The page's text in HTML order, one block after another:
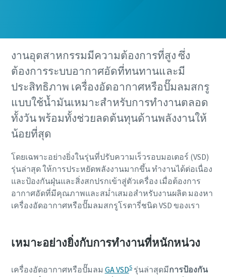
งานอุตสาหกรรมมีความต้องการที่สูง ซึ่ง
ต้องการระบบอากาศอัดที่ทนทานและมี
ประสิทธิภาพ เครื่องอัดอากาศหรือปั๊มลมสกรู
แบบใช้น้ำมันเหมาะสําหรับการทํางานตลอด
ทั้งวัน พร้อมทั้งช่วยลดต้นทุนด้านพลังงานให้
น้อยที่สุด
โดยเฉพาะอย่างยิ่งในรุ่นที่ปรับความเร็วรอบมอเตอร์ (VSD)
รุ่นล่าสุด ให้การประหยัดพลังงานมากขึ้น ทํางานได้ต่อเนื่อง
และป้องกันฝุ่นและสิ่งสกปรกเข้าสู่ตัวเครื่อง เมื่อต้องการ
อากาศอัดที่มีคุณภาพและสม่ำเสมอสำหรับงานผลิต มองหา
เครื่องอัดอากาศหรือปั๊มลมสกรูโรตารี่ชนิด VSD ของเรา
เหมาะอย่างยิ่งกับการทำงานที่หนักหน่วง
เครื่องอัดอากาศหรือปั๊มลม GA VSDSรุ่นล่าสุดมีการป้องกัน